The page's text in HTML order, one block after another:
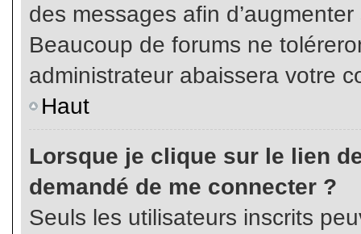
des messages afin
Beaucoup de forums ne
administrateur abaissera votre
Haut
Lorsque je clique sur le lien
demandé de me connecter ?
Seuls les utilisateurs inscrits